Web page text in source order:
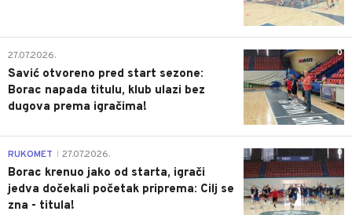
0
27.07.2026.
Savić otvoreno pred start sezone:
Borac napada titulu, klub ulazi bez
dugova prema igračima!
0
RUKOMET 27.07.2026.
Borac krenuo jako od starta, igrači
jedva dočekali početak priprema: Cilj se
zna - titula!